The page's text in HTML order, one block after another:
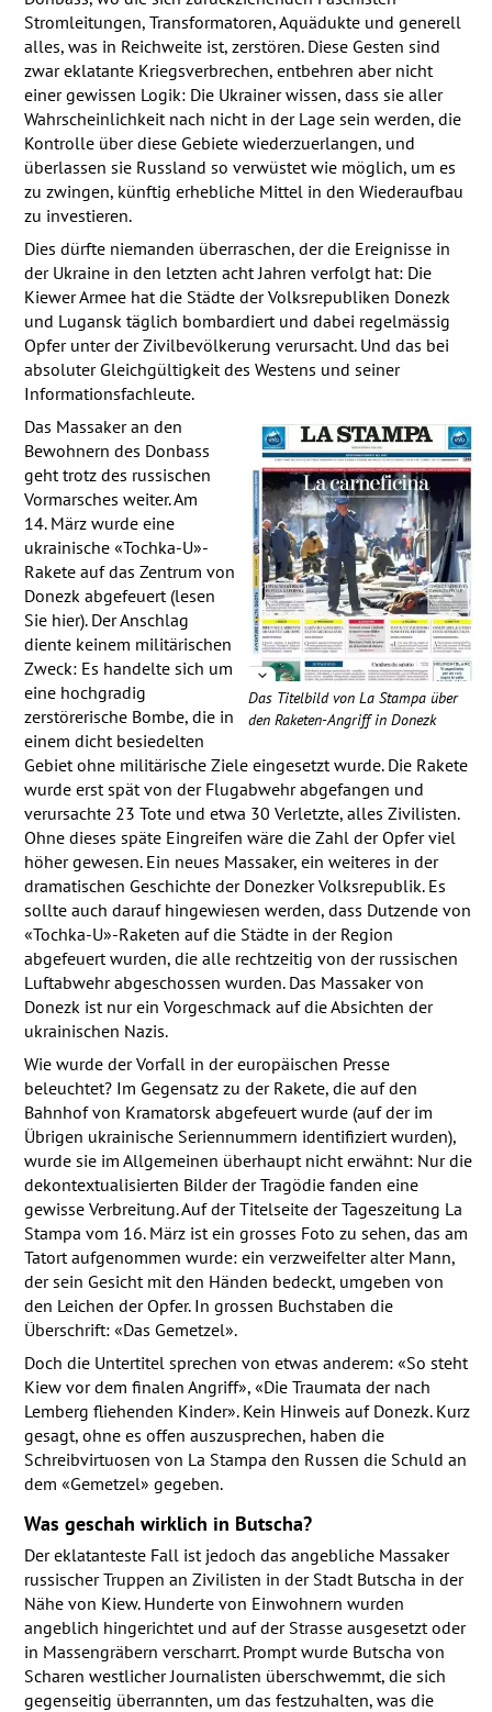
Stromleitungen, Transformatoren, Aquädukte und generell
alles, was in Reichweite ist, zerstören. Diese Gesten sind
zwar eklatante Kriegsverbrechen, entbehren aber nicht
einer gewissen Logik: Die Ukrainer wissen, dass sie aller
Wahrscheinlichkeit nach nicht in der Lage sein werden, die
Kontrolle über diese Gebiete wiederzuerlangen, und
überlassen sie Russland so verwüstet wie möglich, um es
zu zwingen, künftig erhebliche Mittel in den Wiederaufbau
zu investieren.
Dies dürfte niemanden überraschen, der die Ereignisse in
der Ukraine in den letzten acht Jahren verfolgt hat: Die
Kiewer Armee hat die Städte der Volksrepubliken Donezk
und Lugansk täglich bombardiert und dabei regelmässig
Opfer unter der Zivilbevölkerung verursacht. Und das bei
absoluter Gleichgültigkeit des Westens und seiner
Informationsfachleute.
Das Titelbild von La Stampa über
den Raketen-Angriff in Donezk
Das Massaker an den
Bewohnern des Donbass
geht trotz des russischen
Vormarsches weiter. Am
14. März wurde eine
ukrainische «Tochka-U»-
Rakete auf das Zentrum von
Donezk abgefeuert (lesen
Sie hier). Der Anschlag
diente keinem militärischen
Zweck: Es handelte sich um
eine hochgradig
zerstörerische Bombe, die in
einem dicht besiedelten
Gebiet ohne militärische Ziele eingesetzt wurde. Die Rakete
wurde erst spät von der Flugabwehr abgefangen und
verursachte 23 Tote und etwa 30 Verletzte, alles Zivilisten.
Ohne dieses späte Eingreifen wäre die Zahl der Opfer viel
höher gewesen. Ein neues Massaker, ein weiteres in der
dramatischen Geschichte der Donezker Volksrepublik. Es
sollte auch darauf hingewiesen werden, dass Dutzende von
«Tochka-U»-Raketen auf die Städte in der Region
abgefeuert wurden, die alle rechtzeitig von der russischen
Luftabwehr abgeschossen wurden. Das Massaker von
Donezk ist nur ein Vorgeschmack auf die Absichten der
ukrainischen Nazis.
Wie wurde der Vorfall in der europäischen Presse
beleuchtet? Im Gegensatz zu der Rakete, die auf den
Bahnhof von Kramatorsk abgefeuert wurde (auf der im
Übrigen ukrainische Seriennummern identifiziert wurden),
wurde sie im Allgemeinen überhaupt nicht erwähnt: Nur die
dekontextualisierten Bilder der Tragödie fanden eine
gewisse Verbreitung. Auf der Titelseite der Tageszeitung La
Stampa vom 16. März ist ein grosses Foto zu sehen, das am
Tatort aufgenommen wurde: ein verzweifelter alter Mann,
der sein Gesicht mit den Händen bedeckt, umgeben von
den Leichen der Opfer. In grossen Buchstaben die
Überschrift: «Das Gemetzel».
Doch die Untertitel sprechen von etwas anderem: «So steht
Kiew vor dem finalen Angriff», «Die Traumata der nach
Lemberg fliehenden Kinder». Kein Hinweis auf Donezk. Kurz
gesagt, ohne es offen auszusprechen, haben die
Schreibvirtuosen von La Stampa den Russen die Schuld an
dem «Gemetzel» gegeben.
Was geschah wirklich in Butscha?
Der eklatanteste Fall ist jedoch das angebliche Massaker
russischer Truppen an Zivilisten in der Stadt Butscha in der
Nähe von Kiew. Hunderte von Einwohnern wurden
angeblich hingerichtet und auf der Strasse ausgesetzt oder
in Massengräbern verscharrt. Prompt wurde Butscha von
Scharen westlicher Journalisten überschwemmt, die sich
gegenseitig überrannten, um das festzuhalten, was die